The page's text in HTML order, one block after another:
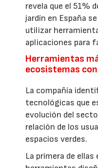
revela que el 51%
jardín en España
utilizar
aplicaciones para
Herramientas
ecosistemas
La compañía
tecnológicas que
evolución del
relación de los
espacios verdes.
La primera de ellas